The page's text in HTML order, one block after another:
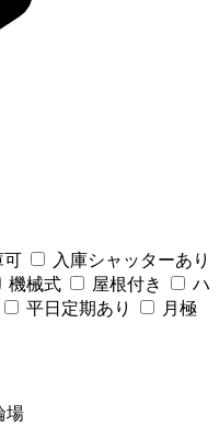
可
入庫シャッターあり
機械式 屋根付き
ハ
平日定期あり
月極
場